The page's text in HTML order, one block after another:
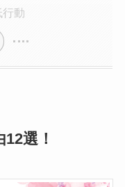
動
選！